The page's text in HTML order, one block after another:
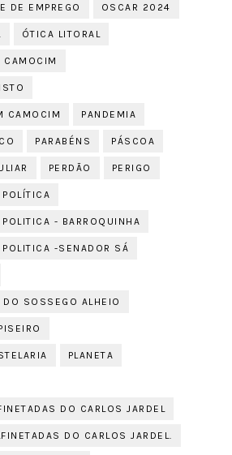
DE EMPREGO OSCAR 2024
ÓTICA LITORAL
CAMOCIM
CAMOCIM PANDEMIA
PARABÉNS PÁSCOA
PERDÃO PERIGO
- BARROQUINHA
POLITICA -SENADOR SÁ
DO SOSSEGO ALHEIO
PLANETA
DO CARLOS JARDEL
DO CARLOS JARDEL.